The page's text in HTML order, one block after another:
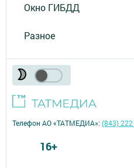
Окно ГИБДД
Разное
Телефон АО «ТАТМЕДИА»:(843)
16+